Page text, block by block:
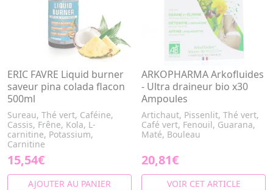
ERIC FAVRE Liquid burner
saveur pina colada flacon
500ml
Sureau, Thé vert, Caféine,
Cassis, Frêne, Kola, L-
carnitine, Potassium,
Carnitine
15,54€
AJOUTER AU PANIER
ARKOPHARMA Arkofluides
- Ultra draineur bio x30
Ampoules
Artichaut, Pissenlit, Thé vert,
Café vert, Fenouil, Guarana,
Maté, Bouleau
20,81€
VOIR CET ARTICLE